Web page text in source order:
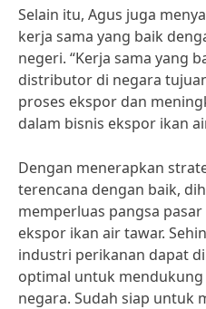
Selain itu, Agus juga
kerja sama yang baik
negeri. “Kerja sama yang
distributor di negara
proses ekspor dan
dalam bisnis ekspor ikan
Dengan menerapkan
terencana dengan baik,
memperluas pangsa
ekspor ikan air tawar.
industri perikanan dapat
optimal untuk
negara. Sudah siap untuk